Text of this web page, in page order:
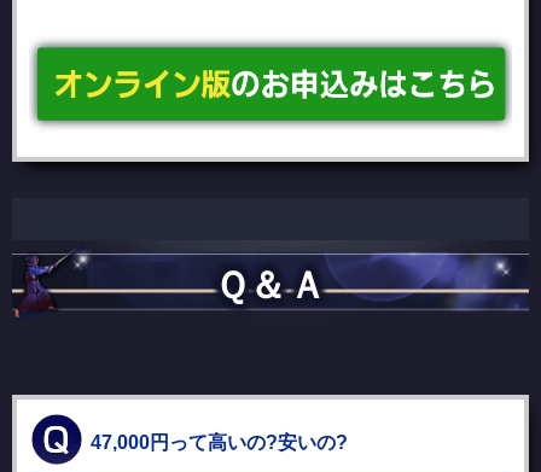
Ｑ＆Ａ
47,000円って高いの?安いの?